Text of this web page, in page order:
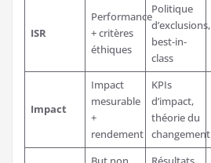
ISR
Performance
+ critères
éthiques
Politique
d’exclusions,
best-in-
class
Impact
Impact
mesurable
+
rendement
KPIs
d’impact,
théorie du
changement